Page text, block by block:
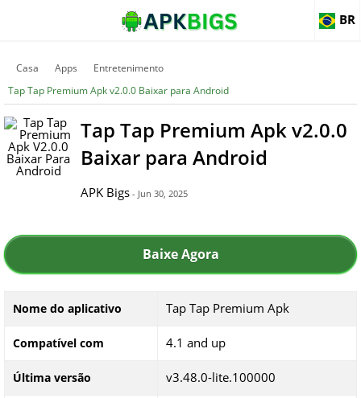
BR
Casa Apps
Entretenimento
Tap Tap Premium Apk v2.0.0 Baixar para Android
Tap Tap Premium Apk v2.0.0
Baixar para Android
APK Bigs - Jun 30, 2025
Baixe Agora
Nome do aplicativo Tap Tap Premium Apk
Compatível com 4.1 and up
Última versão v3.48.0-lite.100000